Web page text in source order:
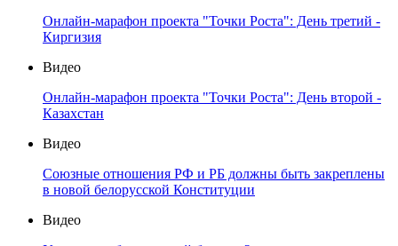
Онлайн-марафон проекта "Точки Роста": День третий -
Киргизия
Видео
Онлайн-марафон проекта "Точки Роста": День второй -
Казахстан
Видео
Союзные отношения РФ и РБ должны быть закреплены
в новой белорусской Конституции
Видео